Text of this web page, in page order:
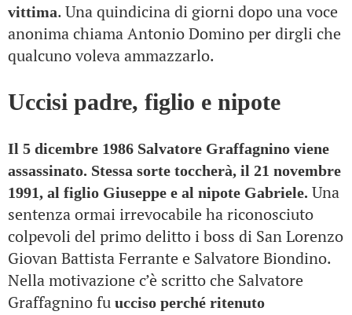
vittima. Una quindicina di giorni dopo una voce
anonima chiama Antonio Domino per dirgli che
qualcuno voleva ammazzarlo.
Uccisi padre, figlio e nipote
Il 5 dicembre 1986 Salvatore Graffagnino viene
assassinato. Stessa sorte toccherà, il 21 novembre
1991, al figlio Giuseppe e al nipote Gabriele. Una
sentenza ormai irrevocabile ha riconosciuto
colpevoli del primo delitto i boss di San Lorenzo
Giovan Battista Ferrante e Salvatore Biondino.
Nella motivazione c’è scritto che Salvatore
Graffagnino fu ucciso perché ritenuto